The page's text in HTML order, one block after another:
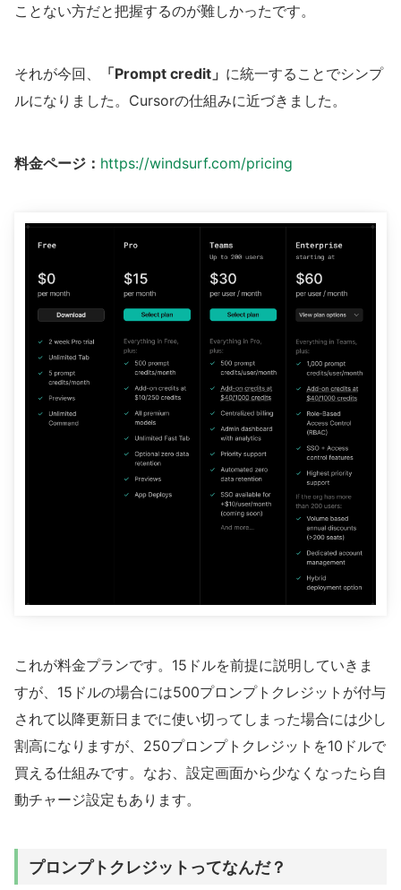
ことない方だと把握するのが難しかったです。
それが今回、 「Prompt credit」 に統一することでシンプ
ルになりました。Cursorの仕組みに近づきました。
料金ページ： https://windsurf.com/pricing
これが料金プランです。15ドルを前提に説明していきま
すが、15ドルの場合には500プロンプトクレジットが付与
されて以降更新日までに使い切ってしまった場合には少し
割高になりますが、250プロンプトクレジットを10ドルで
買える仕組みです。なお、設定画面から少なくなったら自
動チャージ設定もあります。
プロンプトクレジットってなんだ？